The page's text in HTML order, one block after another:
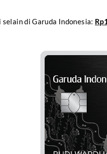
selain di Garuda Indonesia: